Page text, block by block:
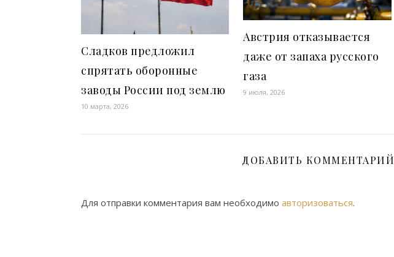
Сладков предложил
спрятать оборонные
заводы России под землю
10 марта, 2026
Австрия отказывается
даже от запаха русского
газа
9 июля, 2026
ДОБАВИТЬ КОММЕНТАРИЙ
Для отправки комментария вам необходимо авторизоваться.